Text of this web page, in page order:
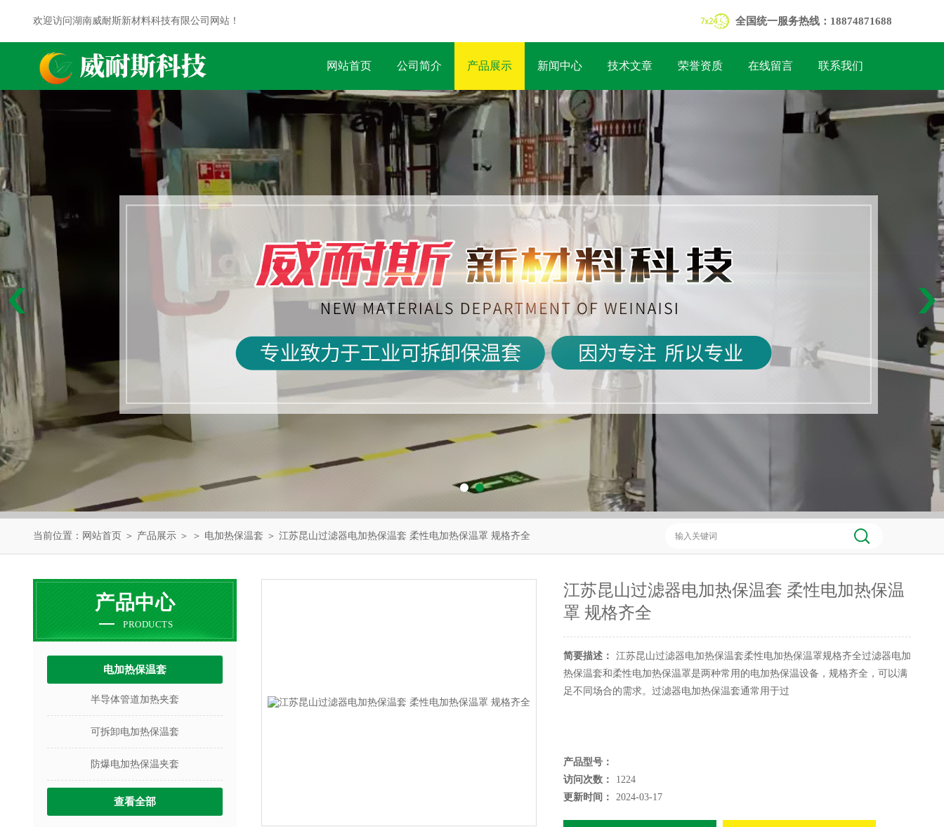
欢迎访问湖南威耐斯新材料科技有限公司网站！ 全国统一服务热线：18874871688
网站首页 公司简介 产品展示 新闻中心 技术文章 荣誉资质 在线留言 联系我们
当前位置： 网站首页 ＞ 产品展示 ＞ ＞ 电加热保温套 ＞ 江苏昆山过滤器电加热保温套 柔性电加热保温罩 规格齐全
产品中心
PRODUCTS
电加热保温套
半导体管道加热夹套
可拆卸电加热保温套
防爆电加热保温夹套
查看全部
江苏昆山过滤器电加热保温套 柔性电加热保温
罩 规格齐全
简要描述：
江苏昆山过滤器电加热保温套柔性电加热保温罩规格齐全过滤器电加
热保温套和柔性电加热保温罩是两种常用的电加热保温设备，规格齐全，可以满
足不同场合的需求。过滤器电加热保温套通常用于过
产品型号：
访问次数：
1224
更新时间：
2024-03-17